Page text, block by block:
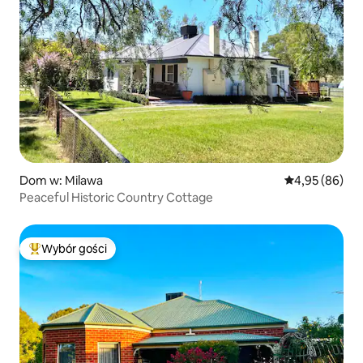
Dom w: Milawa Średnia
4,95 (86)
Peaceful Historic Country Cottage
Najpopularniejsze z kategorii Wybór gości
Wybór gości